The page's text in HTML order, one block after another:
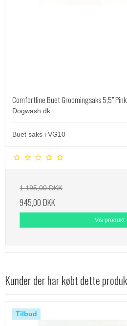
Comfortline Buet Groomingsaks 5,5"
Dogwash.dk
Buet saks i VG10
1.195,00 DKK
945,00 DKK
Vis produkt
Kunder der har købt dette
Tilbud